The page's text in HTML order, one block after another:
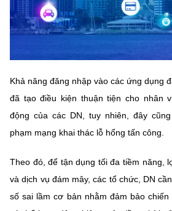
Năng lượng nguyên tử
Tin tổng hợp
Bưu chính, Viễn thông
Sở hữu trí tuệ
Năng lượng nguyên tử
Videos
Voice
Nhiệm vụ trọng tâm
Vietnamese
Khả năng đăng nhập vào các ứng dụng
đã tạo điều kiện thuận tiện cho nhân
động của các DN, tuy nhiên, đây
phạm mạng khai thác lỗ hổng tấn công.
Theo đó, để tận dụng tối đa tiềm năng,
và dịch vụ đám mây, các tổ chức, DN
số sai lầm cơ bản nhằm đảm bảo